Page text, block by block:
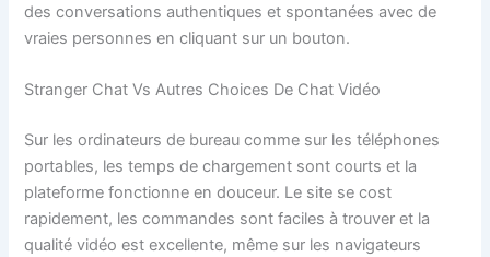
des conversations authentiques et spontanées avec de
vraies personnes en cliquant sur un bouton.
Stranger Chat Vs Autres Choices De Chat Vidéo
Sur les ordinateurs de bureau comme sur les téléphones
portables, les temps de chargement sont courts et la
plateforme fonctionne en douceur. Le site se cost
rapidement, les commandes sont faciles à trouver et la
qualité vidéo est excellente, même sur les navigateurs